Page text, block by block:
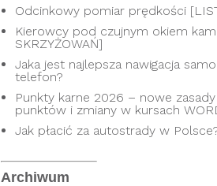
Odcinkowy pomiar prędkości
Kierowcy pod czujnym okiem
SKRZYŻOWAŃ]
Jaka jest najlepsza nawigacja
telefon?
Punkty karne 2026 – nowe
punktów i zmiany w kursach
Jak płacić za autostrady w
Archiwum